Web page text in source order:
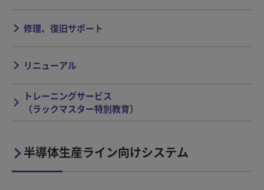
修理、復旧サポート
リニューアル
トレーニングサービス
（ラックマスター特別教育）
半導体生産ライン向けシステム